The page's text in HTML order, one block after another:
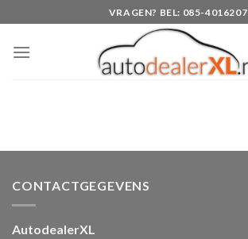
to
content
VRAGEN? BEL: 085-4016207
CONTACTGEGEVENS
AutodealerXL